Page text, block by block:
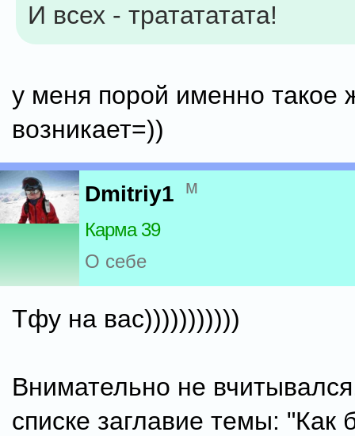
И всех - тратататата!
у меня порой именно такое
возникает=))
Dmitriy1 м
Карма 39
О себе
Тфу на вас)))))))))))
Внимательно не
списке заглавие темы: "Как